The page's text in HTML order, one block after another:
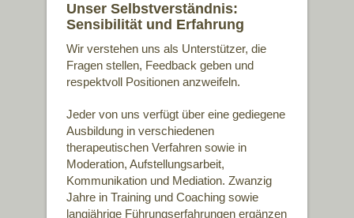
Unser Selbstverständnis:
Sensibilität und Erfahrung
Wir verstehen uns als Unterstützer, die
Fragen stellen, Feedback geben und
respektvoll Positionen anzweifeln.
Jeder von uns verfügt über eine gediegene
Ausbildung in verschiedenen
therapeutischen Verfahren sowie in
Moderation, Aufstellungsarbeit,
Kommunikation und Mediation. Zwanzig
Jahre in Training und Coaching sowie
langjährige Führungserfahrungen ergänzen